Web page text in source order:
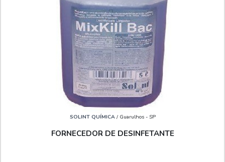
SOLINT QUÍMICA/ Guarulhos - SP
FORNECEDOR DE DESINFETANTE